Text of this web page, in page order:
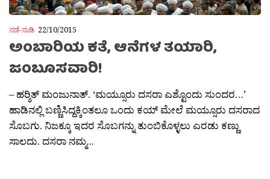
ನಡೆ-ನುಡಿ 22/10/2015
ಅಂಬಾರಿಯ ಕತೆ, ಆನೆಗಳ ತಯಾರಿ,
ಜಂಬೂಸವಾರಿ!
– ಹರ‍್ಶಿತ್ ಮಂಜುನಾತ್. ‘ಮಯ್ಸೂರು ದಸರಾ ಎಶ್ಟೊಂದು ಸುಂದರ…’
ಹಾಡಿನಲ್ಲಿ ಬಣ್ಣಿಸಿದ್ದಕ್ಕಿಂತಲೂ ಒಂದು ಕಯ್ ಮೇಲೆ ಮಯ್ಸೂರು ದಸರಾದ
ಸೊಬಗು. ನಿಜಕ್ಕೂ ಇದರ ಸೊಬಗನ್ನು ತುಂಬಿಕೊಳ್ಳಲು ಎರಡು ಕಣ್ಣು
ಸಾಲದು. ದಸರಾ ನಮ್ಮ...